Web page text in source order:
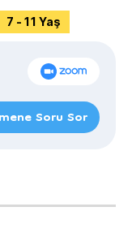
7 - 11 Yaş
Soru Sor